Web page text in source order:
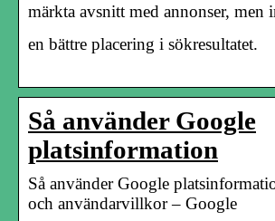
märkta avsnitt med annonser, men
en bättre placering i sökresultatet.
Så använder Google
platsinformation
Så använder Google
och användarvillkor – Google